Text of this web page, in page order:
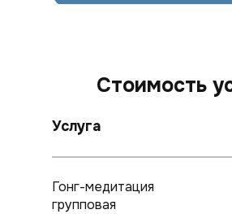
Стоимость
Услуга
Гонг-медитация
групповая